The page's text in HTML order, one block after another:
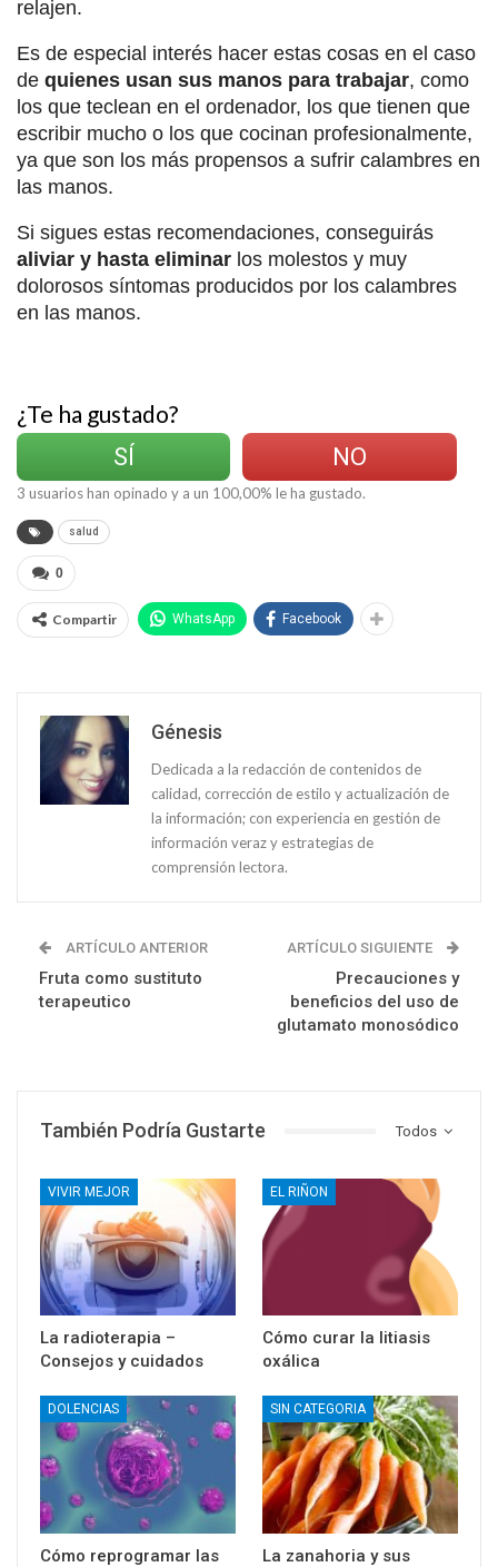
relajen.
Es de especial interés hacer estas cosas en el caso
de quienes usan sus manos para trabajar, como
los que teclean en el ordenador, los que tienen que
escribir mucho o los que cocinan profesionalmente,
ya que son los más propensos a sufrir calambres en
las manos.
Si sigues estas recomendaciones, conseguirás
aliviar y hasta eliminar los molestos y muy
dolorosos síntomas producidos por los calambres
en las manos.
¿Te ha gustado?
SÍ
NO
3 usuarios han opinado y a un 100,00% le ha gustado.
salud
0
Compartir WhatsApp Facebook
Génesis
Dedicada a la redacción de contenidos de
calidad, corrección de estilo y actualización de
la información; con experiencia en gestión de
información veraz y estrategias de
comprensión lectora.
ARTÍCULO ANTERIOR
Fruta como sustituto
terapeutico
ARTÍCULO SIGUIENTE
Precauciones y
beneficios del uso de
glutamato monosódico
Todos
También Podría Gustarte
VIVIR MEJOR
La radioterapia –
Consejos y cuidados
EL RIÑON
Cómo curar la litiasis
oxálica
DOLENCIAS
Cómo reprogramar las
SIN CATEGORIA
La zanahoria y sus